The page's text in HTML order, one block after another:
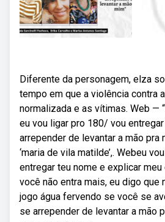
Diferente da personagem, elza
tempo em que a violência contra
normalizada e as vítimas. Web —
eu vou ligar pro 180/ vou
arrepender de levantar a mão pra
‘maria de vila matilde’,. Webeu
entregar teu nome e explicar
você não entra mais, eu digo que
jogo água fervendo se você se
se arrepender de levantar a mão